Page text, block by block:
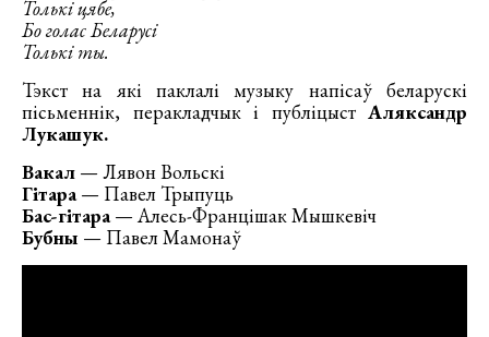
Толькі цябе,
Бо голас Беларусі
Толькі ты.
Тэкст на які паклалі музыку напісаў беларускі
пісьменнік, перакладчык і публіцыст Аляксандр
Лукашук.
Вакал — Лявон Вольскі
Гітара— Павел Трыпуць
Бас-гітара— Алесь-Францішак Мышкевіч
Бубны — Павел Мамонаў